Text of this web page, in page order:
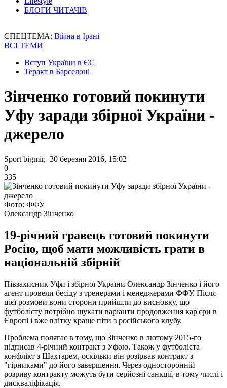
БЛОГИ ЧИТАЧІВ
СПЕЦТЕМА: Війна в Ірані
ВСІ ТЕМИ
Вступ України в ЄС
Теракт в Барселоні
Зінченко готовий покинути
Уфу заради збірної України -
джерело
Sport bigmir, 30 березня 2016, 15:02
0
335
Фото: ФФУ
Олександр Зінченко
19-річний гравець готовий покинути
Росію, щоб мати можливість грати в
національній збірній
Півзахисник Уфи і збірної України Олександр Зінченко і його
агент провели бесіду з тренерами і менеджерами ФФУ. Після
цієї розмови вони сторони прийшли до висновку, що
футболісту потрібно шукати варіанти продовження кар'єри в
Європі і вже влітку краще піти з російського клубу.
Проблема полягає в тому, що Зінченко в лютому 2015-го
підписав 4-річний контракт з Уфою. Також у футболіста
конфлікт з Шахтарем, оскільки він розірвав контракт з
"гірниками" до його завершення. Через односторонній
розриву контракту можуть бути серйозні санкції, в тому числі і
дискваліфікація.